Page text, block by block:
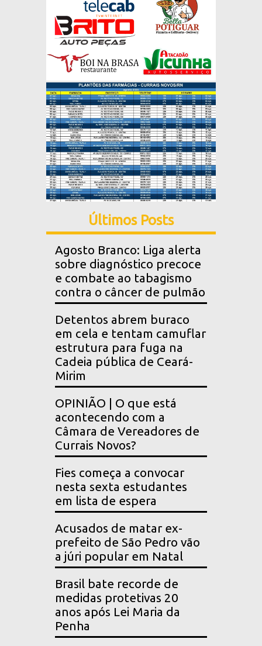
Últimos Posts
Agosto Branco: Liga alerta
sobre diagnóstico precoce
e combate ao tabagismo
contra o câncer de pulmão
Detentos abrem buraco
em cela e tentam camuflar
estrutura para fuga na
Cadeia pública de Ceará-
Mirim
OPINIÃO | O que está
acontecendo com a
Câmara de Vereadores de
Currais Novos?
Fies começa a convocar
nesta sexta estudantes
em lista de espera
Acusados de matar ex-
prefeito de São Pedro vão
a júri popular em Natal
Brasil bate recorde de
medidas protetivas 20
anos após Lei Maria da
Penha